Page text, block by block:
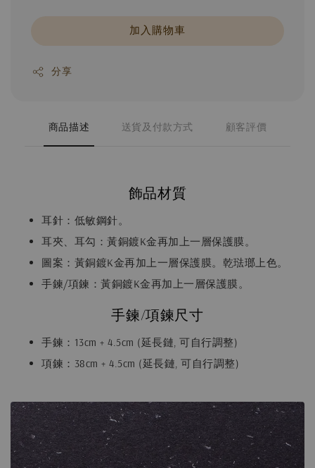
加入購物車
分享
商品描述 送貨及付款方式 顧客評價
飾品材質
耳針：低敏鋼針。
耳夾、耳勾：黃銅鍍K金再加上一層保護膜。
圖案：黃銅鍍K金再加上一層保護膜。乾琺瑯上色。
手鍊/項鍊：黃銅鍍K金再加上一層保護膜。
手鍊/項鍊尺寸
手鍊：13cm + 4.5cm (延長鏈, 可自行調整)
項鍊：38cm + 4.5cm (延長鏈, 可自行調整)